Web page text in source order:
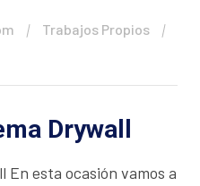
Trabajos Propios
Drywall
En esta ocasión vamos a